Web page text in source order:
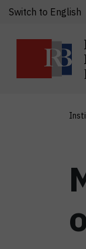
Switch to English